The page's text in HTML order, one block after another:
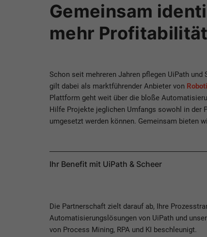
Gemeinsam
mehr
Schon seit mehreren Jahren pflegen UiPath
gilt dabei als marktführender Anbieter von
Plattform geht weit über die bloße
Hilfe Projekte jeglichen Umfangs sowohl in der
umgesetzt werden können. Gemeinsam bieten
Ihr Benefit mit UiPath & Scheer
Die Partnerschaft zielt darauf ab, Ihre
Automatisierungslösungen von UiPath und
von Process Mining, RPA und KI beschleunigt.